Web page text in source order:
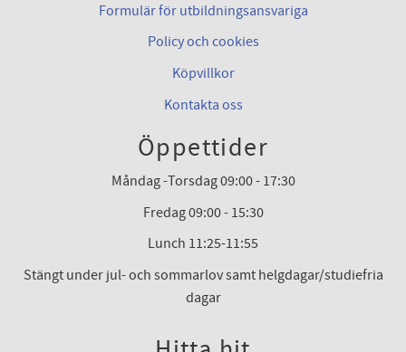
Formulär för utbildningsansvariga
Policy och cookies
Köpvillkor
Kontakta oss
Öppettider
Måndag -Torsdag 09:00 - 17:30
Fredag 09:00 - 15:30
Lunch 11:25-11:55
Stängt under jul- och sommarlov samt helgdagar/studiefria
dagar